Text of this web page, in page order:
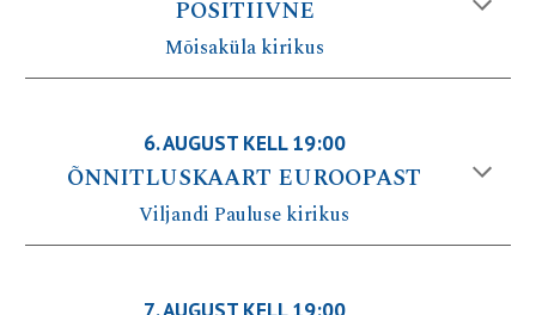
POSITIIVNE
Mõisaküla kirikus
6. AUGUST KELL 19:00
ÕNNITLUSKAART EUROOPAST
Viljandi Pauluse kirikus